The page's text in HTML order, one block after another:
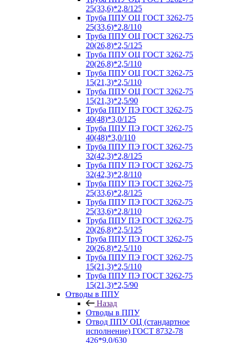
25(33,6)*2,8/125
Труба ППУ ОЦ ГОСТ 3262-75
25(33,6)*2,8/110
Труба ППУ ОЦ ГОСТ 3262-75
20(26,8)*2,5/125
Труба ППУ ОЦ ГОСТ 3262-75
20(26,8)*2,5/110
Труба ППУ ОЦ ГОСТ 3262-75
15(21,3)*2,5/110
Труба ППУ ОЦ ГОСТ 3262-75
15(21,3)*2,5/90
Труба ППУ ПЭ ГОСТ 3262-75
40(48)*3,0/125
Труба ППУ ПЭ ГОСТ 3262-75
40(48)*3,0/110
Труба ППУ ПЭ ГОСТ 3262-75
32(42,3)*2,8/125
Труба ППУ ПЭ ГОСТ 3262-75
32(42,3)*2,8/110
Труба ППУ ПЭ ГОСТ 3262-75
25(33,6)*2,8/125
Труба ППУ ПЭ ГОСТ 3262-75
25(33,6)*2,8/110
Труба ППУ ПЭ ГОСТ 3262-75
20(26,8)*2,5/125
Труба ППУ ПЭ ГОСТ 3262-75
20(26,8)*2,5/110
Труба ППУ ПЭ ГОСТ 3262-75
15(21,3)*2,5/110
Труба ППУ ПЭ ГОСТ 3262-75
15(21,3)*2,5/90
Отводы в ППУ
Назад
Отводы в ППУ
Отвод ППУ ОЦ (стандартное
исполнение) ГОСТ 8732-78
426*9,0/630